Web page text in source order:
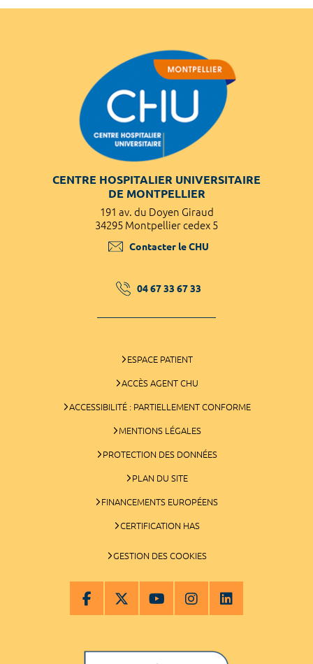
CENTRE HOSPITALIER UNIVERSITAIRE
DE MONTPELLIER
191 av. du Doyen Giraud
34295 Montpellier cedex 5
Contacter le CHU
04 67 33 67 33
ESPACE PATIENT
ACCÈS AGENT CHU
ACCESSIBILITÉ : PARTIELLEMENT CONFORME
MENTIONS LÉGALES
PROTECTION DES DONNÉES
PLAN DU SITE
FINANCEMENTS EUROPÉENS
CERTIFICATION HAS
GESTION DES COOKIES